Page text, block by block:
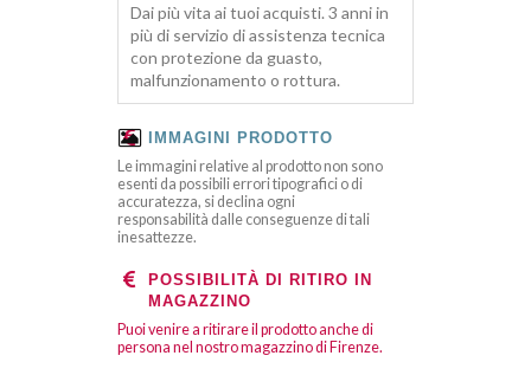
Dai più vita ai tuoi acquisti. 3 anni in
più di servizio di assistenza tecnica
con protezione da guasto,
malfunzionamento o rottura.
IMMAGINI PRODOTTO
Le immagini relative al prodotto non sono
esenti da possibili errori tipografici o di
accuratezza, si declina ogni
responsabilità dalle conseguenze di tali
inesattezze.
POSSIBILITÀ DI RITIRO IN
MAGAZZINO
Puoi venire a ritirare il prodotto anche di
persona nel nostro magazzino di Firenze.